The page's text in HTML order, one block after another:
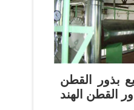
بذور القطن